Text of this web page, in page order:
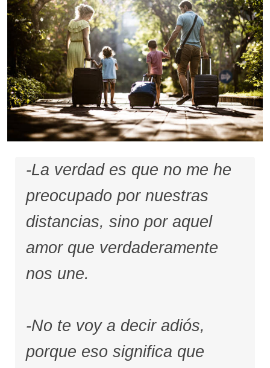
-La verdad es que no me he
preocupado por nuestras
distancias, sino por aquel
amor que verdaderamente
nos une.
-No te voy a decir adiós,
porque eso significa que